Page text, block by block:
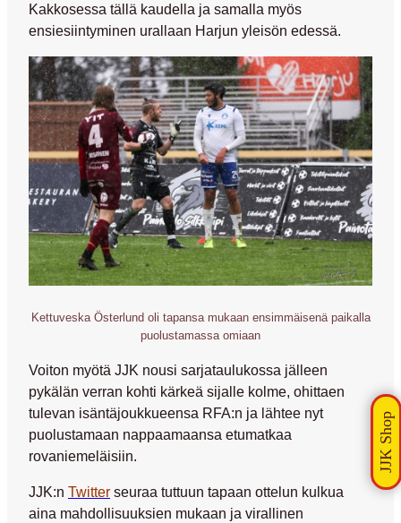
Kakkosessa tällä kaudella ja samalla myös
ensiesiintyminen urallaan Harjun yleisön edessä.
Kettuveska Österlund oli tapansa mukaan ensimmäisenä paikalla
puolustamassa omiaan
Voiton myötä JJK nousi sarjataulukossa jälleen
pykälän verran kohti kärkeä sijalle kolme, ohittaen
tulevan isäntäjoukkueensa RFA:n ja lähtee nyt
puolustamaan nappaamaansa etumatkaa
rovaniemeläisiin.
JJK:n Twitter seuraa tuttuun tapaan ottelun kulkua
aina mahdollisuuksien mukaan ja virallinen